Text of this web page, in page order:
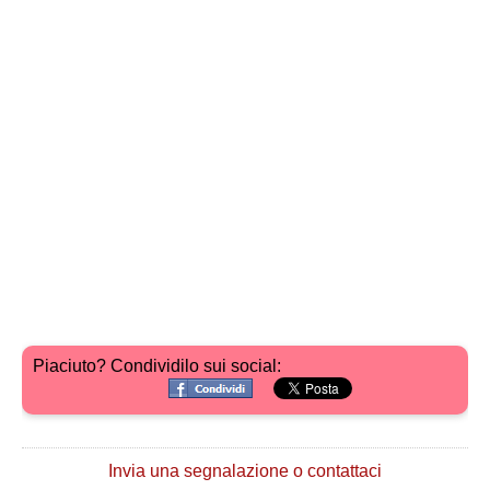
Piaciuto? Condividilo sui social:
Invia una segnalazione o contattaci